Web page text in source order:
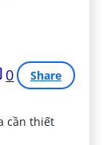
0 Share